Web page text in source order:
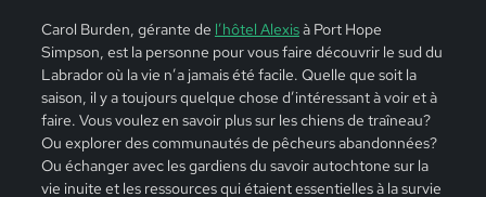
Carol Burden, gérante de l’hôtel Alexisà Port Hope
Simpson, est la personne pour vous faire découvrir le sud du
Labrador où la vie n’a jamais été facile. Quelle que soit la
saison, il y a toujours quelque chose d’intéressant à voir et à
faire. Vous voulez en savoir plus sur les chiens de traîneau?
Ou explorer des communautés de pêcheurs abandonnées?
Ou échanger avec les gardiens du savoir autochtone sur la
vie inuite et les ressources qui étaient essentielles à la survie